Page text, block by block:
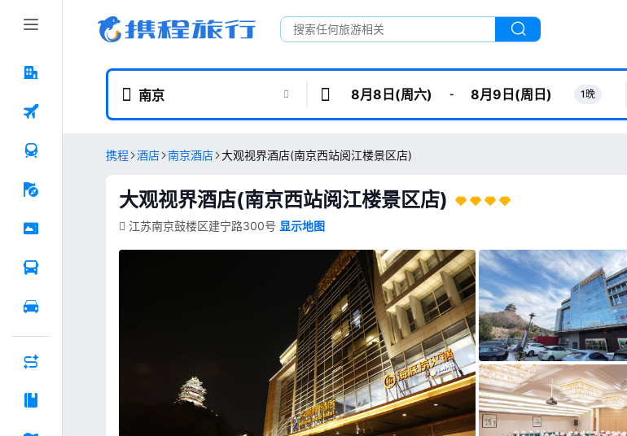
南京
8月8日(周六)
-
8月9日(周日)
1晚
携程 酒店 南京酒店 大观视界酒店(南京西站阅江楼景区店)
大观视界酒店(南京西站阅江楼景区店)
江苏南京鼓楼区建宁路300号 显示地图